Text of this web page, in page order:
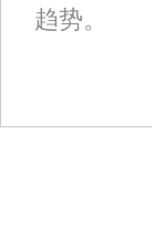
趋势。